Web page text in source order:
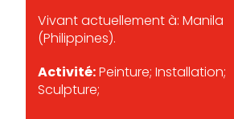
Vivant actuellement à: Manila
(Philippines).
Activité:Peinture; Installation;
Sculpture;